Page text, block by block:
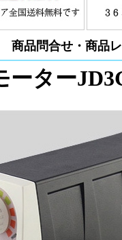
商品問合せ・商品
ター